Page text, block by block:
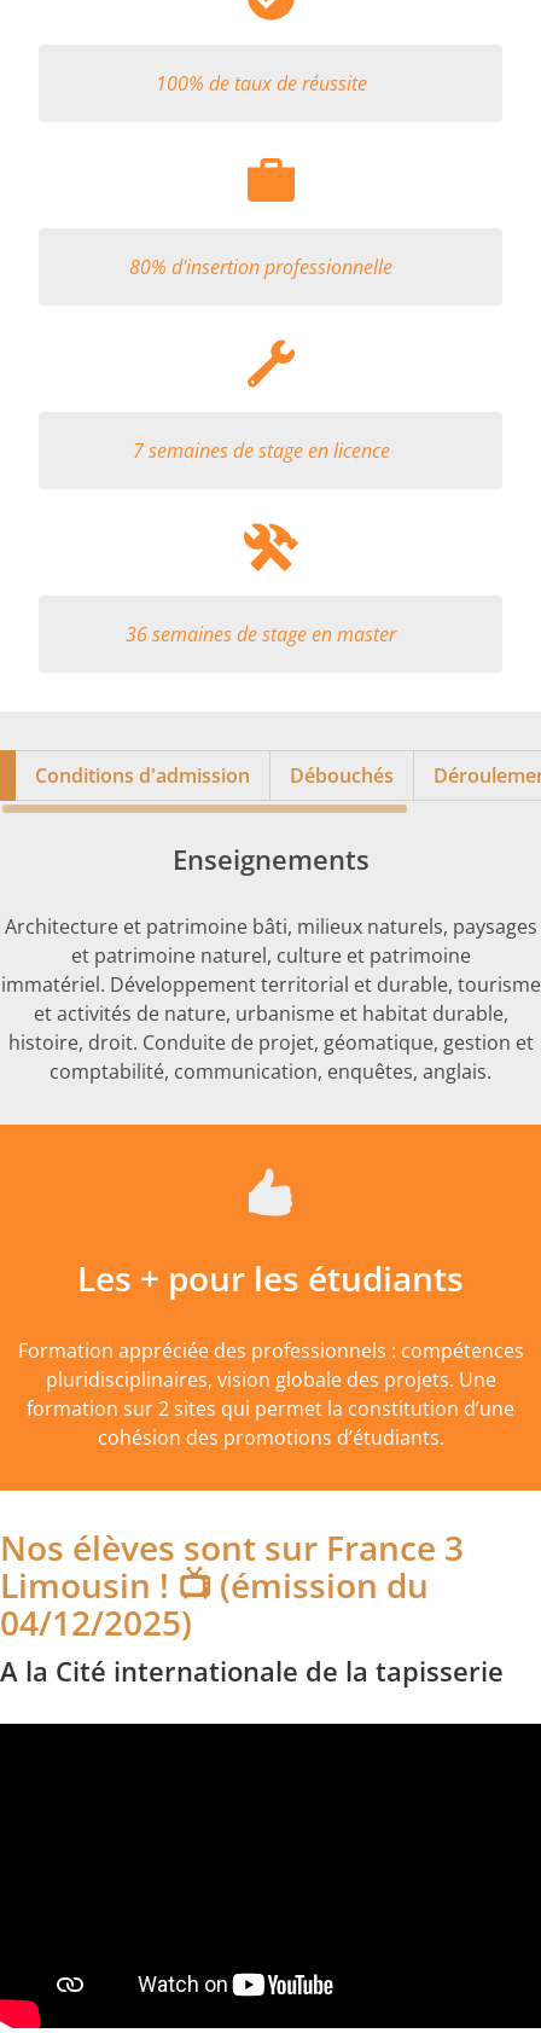
100% de taux de réussite
80% d'insertion professionnelle
7 semaines de stage en licence
36 semaines de stage en master
Conditions d'admission Débouchés
Enseignements
Architecture et patrimoine bâti, milieux naturels, paysages
et patrimoine naturel, culture et patrimoine
immatériel. Développement territorial et durable, tourisme
et activités de nature, urbanisme et habitat durable,
histoire, droit. Conduite de projet, géomatique, gestion et
comptabilité, communication, enquêtes, anglais.
Les + pour les étudiants
Formation appréciée des professionnels : compétences
pluridisciplinaires, vision globale des projets. Une
formation sur 2 sites qui permet la constitution d’une
cohésion des promotions d’étudiants.
Nos élèves sont sur France 3
Limousin ! 📺 (émission du
04/12/2025)
A la Cité internationale de la tapisserie